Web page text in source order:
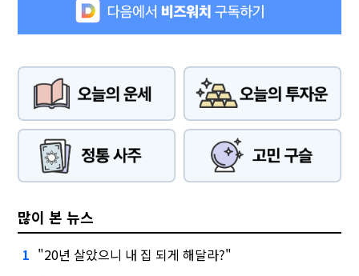
많이 본 뉴스
1 "20년 살았으니 내 집 되게 해달라?"